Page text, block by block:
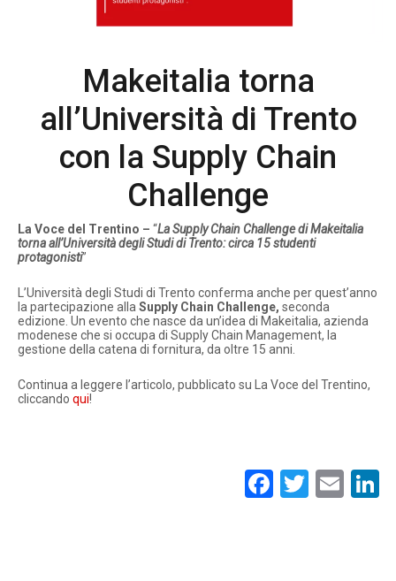
Makeitalia torna
all’Università di Trento
con la Supply Chain
Challenge
La Voce del Trentino – “La Supply Chain Challenge di Makeitalia
torna all’Università degli Studi di Trento: circa 15 studenti
protagonisti”
L’Università degli Studi di Trento conferma anche per quest’anno
la partecipazione alla Supply Chain Challenge, seconda
edizione. Un evento che nasce da un’idea di Makeitalia, azienda
modenese che si occupa di Supply Chain Management, la
gestione della catena di fornitura, da oltre 15 anni.
Continua a leggere l’articolo, pubblicato su La Voce del Trentino,
cliccando qui!
Facebook